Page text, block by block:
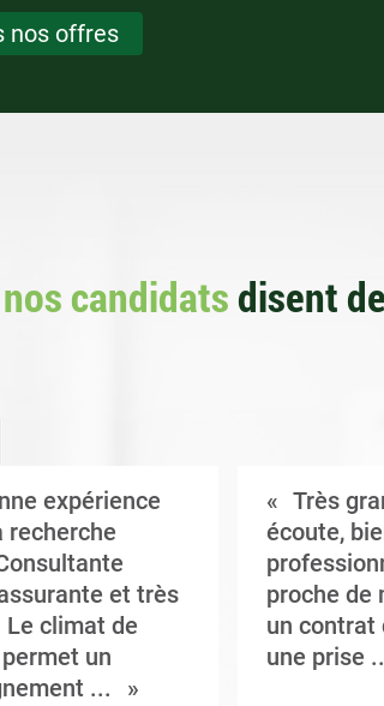
nos offres
candidats disent
expérience
recherche
et très
Le climat de
un
...
Très
écoute,
proche de
un contrat
une prise